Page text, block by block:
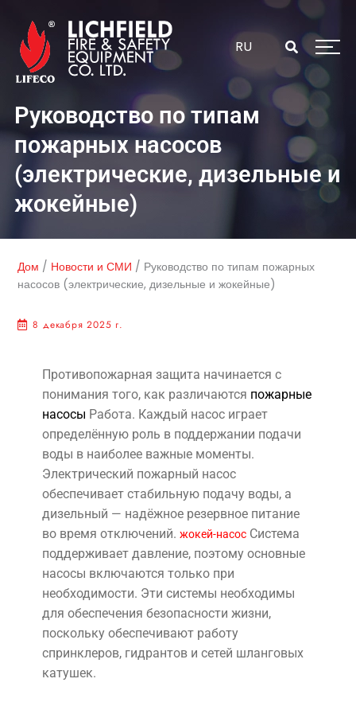
содержанию
RU
Руководство по типам
пожарных насосов
(электрические, дизельные и
жокейные)
Дом / Новости и СМИ / Руководство по типам пожарных
насосов (электрические, дизельные и жокейные)
8 декабря 2025 г.
Противопожарная защита начинается с
понимания того, как различаются пожарные
насосы Работа. Каждый насос играет
определённую роль в поддержании подачи
воды в наиболее важные моменты.
Электрический пожарный насос
обеспечивает стабильную подачу воды, а
дизельный — надёжное резервное питание
во время отключений. жокей-насосСистема
поддерживает давление, поэтому основные
насосы включаются только при
необходимости. Эти системы необходимы
для обеспечения безопасности жизни,
поскольку обеспечивают работу
спринклеров, гидрантов и сетей шланговых
катушек.